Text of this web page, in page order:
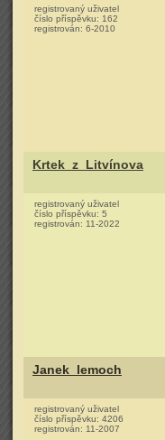
registrovaný uživatel
číslo příspěvku: 162
registrován: 6-2010
Krtek_z_Litvínova
registrovaný uživatel
číslo příspěvku: 5
registrován: 11-2022
Janek_lemoch
registrovaný uživatel
číslo příspěvku: 4206
registrován: 11-2007